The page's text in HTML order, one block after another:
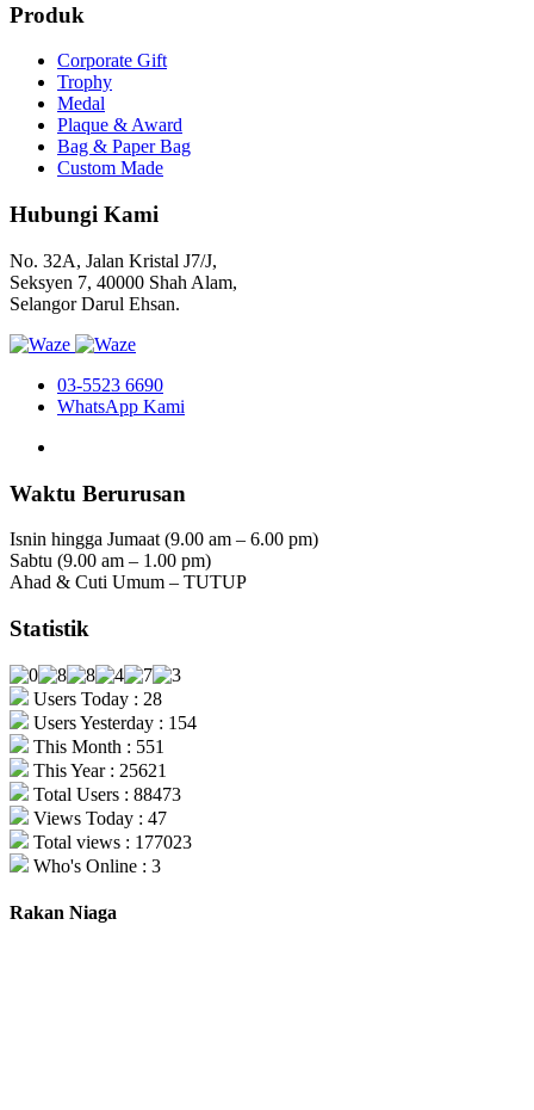
Produk
Corporate Gift
Trophy
Medal
Plaque & Award
Bag & Paper Bag
Custom Made
Hubungi Kami
No. 32A, Jalan Kristal J7/J,
Seksyen 7, 40000 Shah Alam,
Selangor Darul Ehsan.
03-5523 6690
WhatsApp Kami
Waktu Berurusan
Isnin hingga Jumaat (9.00 am – 6.00 pm)
Sabtu (9.00 am – 1.00 pm)
Ahad & Cuti Umum – TUTUP
Statistik
Users Today : 28
Users Yesterday : 154
This Month : 551
This Year : 25621
Total Users : 88473
Views Today : 47
Total views : 177023
Who's Online : 3
Rakan Niaga